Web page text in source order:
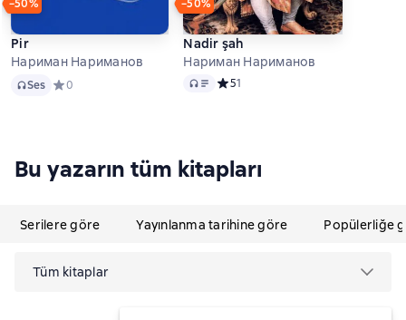
−50%
Pir
Нариман Нариманов
SesSes Средний рейтинг 0 на основе 0 оценок
0
−50%
Nadir şah
Нариман Нариманов
Ses Средний рейтинг 5 на основе 1
51
Bu yazarın tüm kitapları
Serilere göre Yayınlanma tarihine göre Popülerliğe
Tüm kitaplar